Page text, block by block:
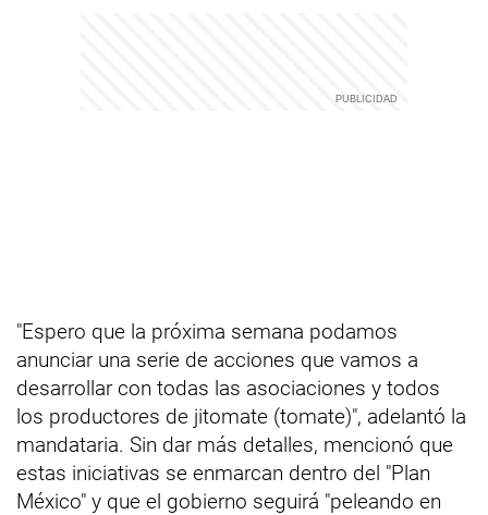
"Espero que la próxima semana podamos
anunciar una serie de acciones que vamos a
desarrollar con todas las asociaciones y todos
los productores de jitomate (tomate)", adelantó la
mandataria. Sin dar más detalles, mencionó que
estas iniciativas se enmarcan dentro del "Plan
México" y que el gobierno seguirá "peleando en